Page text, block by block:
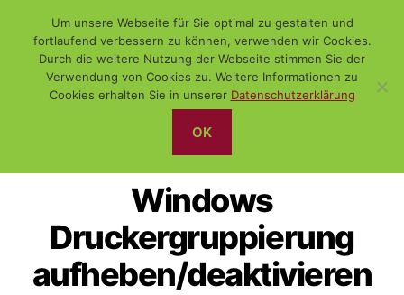
WiSch
Kategorien
ADMINISTRATION WINDOWS
Windows
Druckergruppierung
aufheben/deaktivieren
Um unsere Webseite für Sie optimal zu gestalten und
fortlaufend verbessern zu können, verwenden wir Cookies.
Durch die weitere Nutzung der Webseite stimmen Sie der
Verwendung von Cookies zu. Weitere Informationen zu
Cookies erhalten Sie in unserer Datenschutzerklärung
OK